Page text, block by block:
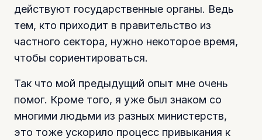
действуют государственные органы. Ведь
тем, кто приходит в правительство из
частного сектора, нужно некоторое время,
чтобы сориентироваться.
Так что мой предыдущий опыт мне очень
помог. Кроме того, я уже был знаком со
многими людьми из разных министерств,
это тоже ускорило процесс привыкания к